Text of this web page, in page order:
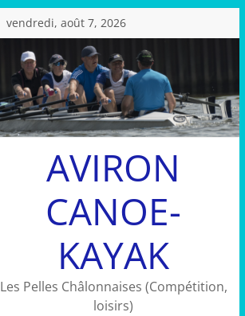
vendredi, août 7, 2026
AVIRON
CANOE-
KAYAK
Les Pelles Châlonnaises (Compétition,
loisirs)